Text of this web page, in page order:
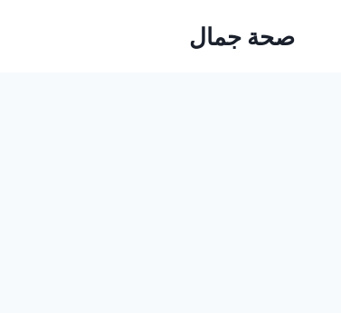
صحة جمال